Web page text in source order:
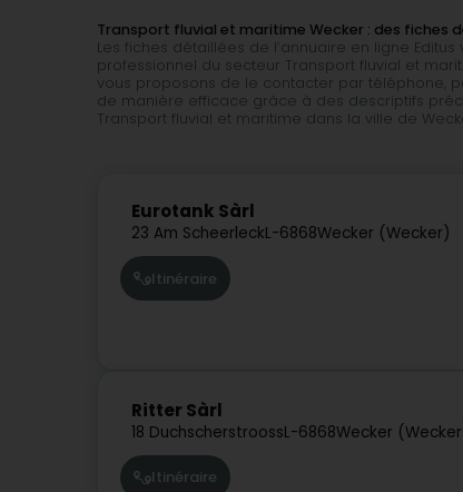
Transport fluvial et maritime Wecker : des fiches
Les fiches détaillées de l’annuaire en ligne
professionnel du secteur Transport fluvial et
vous proposons de le contacter par téléphone,
de manière efficace grâce à des descriptifs
Transport fluvial et maritime dans la ville de
Eurotank Sàrl
23 Am ScheerleckL-6868Wecker (Wecker)
Itinéraire
Ritter Sàrl
18 DuchscherstroossL-6868Wecker
Itinéraire